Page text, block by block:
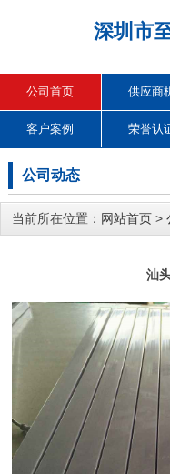
深圳市
公司首页 供应商
客户案例 荣誉认
公司动态
当前所在位置： 网站首页 >
汕